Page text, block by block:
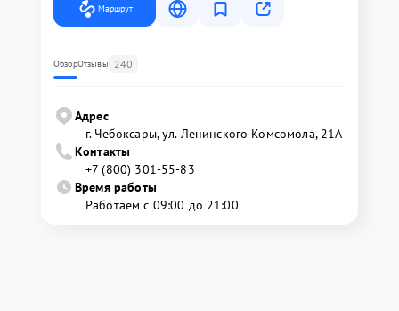
Маршрут
ОбзорОтзывы 240
Адрес
г. Чебоксары, ул. Ленинского Комсомола, 21А
Контакты
+7 (800) 301-55-83
Время работы
Работаем с 09:00 до 21:00